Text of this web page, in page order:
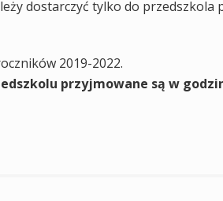
dostarczyć tylko do przedszkola
2019-2022.
przyjmowane są w